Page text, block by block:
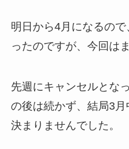
明日から4月になるの
ったのですが、今回は
先週にキャンセルとな
の後は続かず、結局3
決まりませんでした。